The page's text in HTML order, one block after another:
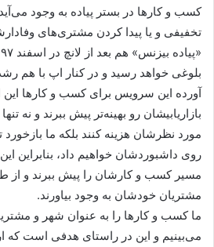
کسب و کارها در بستر پیاده به وجود
تخفیفی و یا پیدا کردن مشتری‌های
بلوغی خواهد رسید و در کنار اپ با هم
آورده این سرویس برای کسب و کارها
بازاریابیشان رو بهینه‌تر پیش ببرند و نه
مورد نظرشان هزینه کنند بلکه ما بازخورد
روی داشبوردشان خواهیم داد، بنابراین این
مسیر کسب و کارشان را پیش ببرند و از
مشتریان خودشان به وجود بیاورند.
ما کسب و کارها را به عنوان شهر و
می‌بینیم و این در راستای هدفی است که